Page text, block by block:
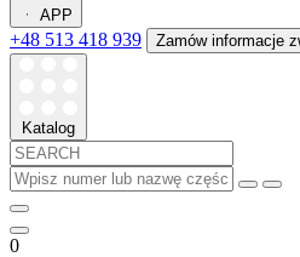
APP
+48 513 418 939 Zamów informacje
Katalog
0